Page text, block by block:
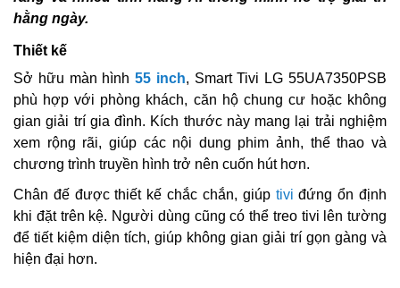
hằng ngày.
Thiết kế
Sở hữu màn hình55 inch, Smart Tivi LG 55UA7350PSB
phù hợp với phòng khách, căn hộ chung cư hoặc không
gian giải trí gia đình. Kích thước này mang lại trải nghiệm
xem rộng rãi, giúp các nội dung phim ảnh, thể thao và
chương trình truyền hình trở nên cuốn hút hơn.
Chân đế được thiết kế chắc chắn, giúp tivi đứng ổn định
khi đặt trên kệ. Người dùng cũng có thể treo tivi lên tường
để tiết kiệm diện tích, giúp không gian giải trí gọn gàng và
hiện đại hơn.